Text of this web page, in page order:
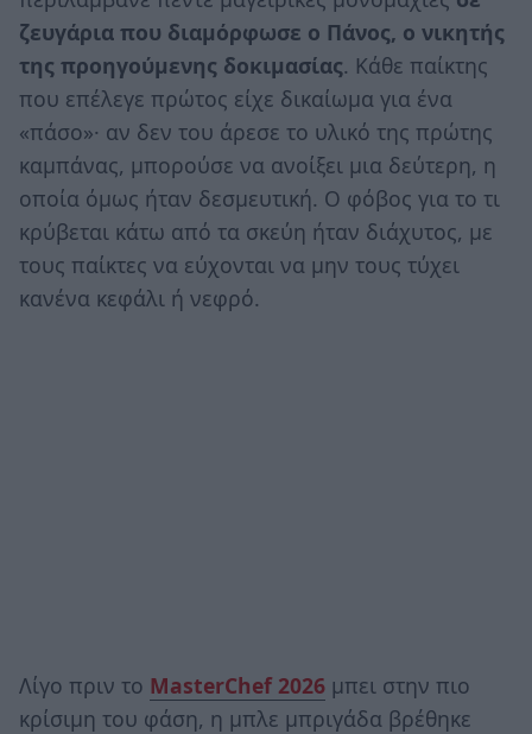
ζευγάρια που διαμόρφωσε ο Πάνος, ο νικητής
της προηγούμενης δοκιμασίας. Κάθε παίκτης
που επέλεγε πρώτος είχε δικαίωμα για ένα
«πάσο»· αν δεν του άρεσε το υλικό της πρώτης
καμπάνας, μπορούσε να ανοίξει μια δεύτερη, η
οποία όμως ήταν δεσμευτική. Ο φόβος για το τι
κρύβεται κάτω από τα σκεύη ήταν διάχυτος, με
τους παίκτες να εύχονται να μην τους τύχει
κανένα κεφάλι ή νεφρό.
Λίγο πριν το MasterChef 2026 μπει στην πιο
κρίσιμη του φάση, η μπλε μπριγάδα βρέθηκε